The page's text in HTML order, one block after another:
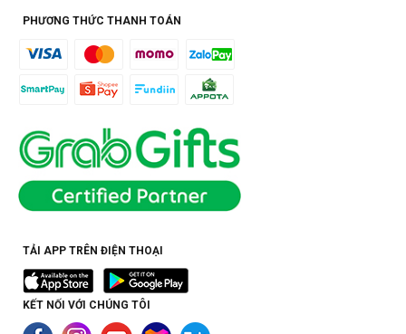
PHƯƠNG THỨC THANH TOÁN
TẢI APP TRÊN ĐIỆN THOẠI
KẾT NỐI VỚI CHÚNG TÔI